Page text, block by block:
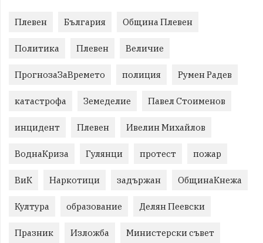
Плевен България Община Плевен
Политика Плевен Величие
ПрогнозаЗаВремето полиция Румен Радев
катастрофа Земеделие Павел Стоименов
инцидент Плевен Ивелин Михайлов
ВоднаКриза Гулянци протест пожар
ВиК Наркотици задържан ОбщинаКнежа
Култура образование Делян Пеевски
Празник Изложба Министерски съвет